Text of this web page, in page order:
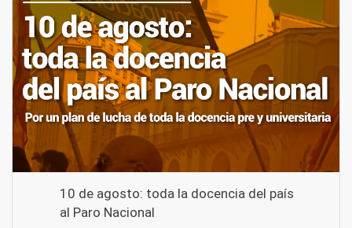
10 de agosto: toda la docencia del país
al Paro Nacional